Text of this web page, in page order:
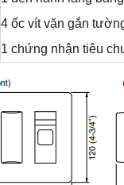
4 ốc vít vặn gắn
1 chứng nhận tiêu